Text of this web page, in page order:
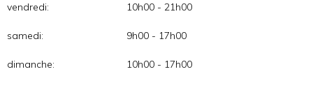
vendredi: 10h00 - 21h00
samedi: 9h00 - 17h00
dimanche: 10h00 - 17h00